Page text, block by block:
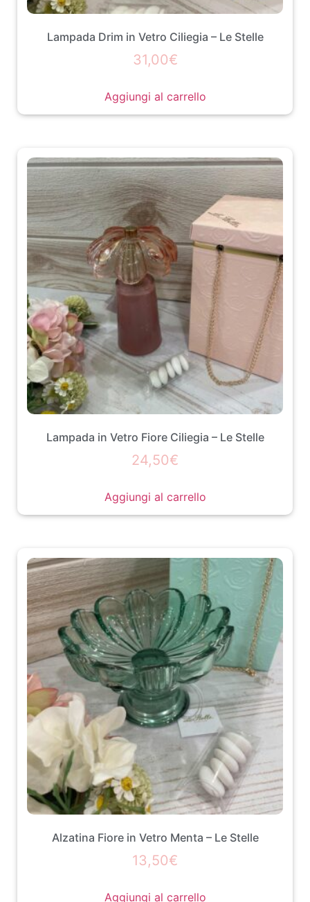
Lampada Drim in Vetro Ciliegia – Le Stelle
31,00€
Aggiungi al carrello
Lampada in Vetro Fiore Ciliegia – Le Stelle
24,50€
Aggiungi al carrello
Alzatina Fiore in Vetro Menta – Le Stelle
13,50€
Aggiungi al carrello